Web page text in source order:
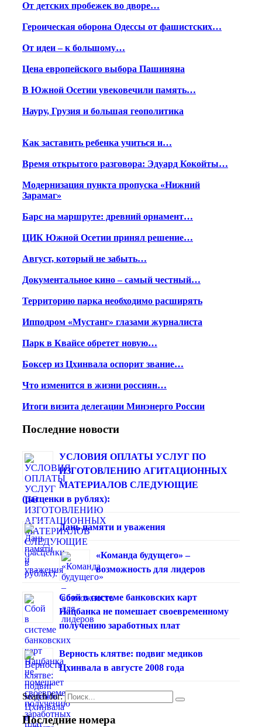
От детских пробежек во дворе…
Героическая оборона Одессы от фашистских…
От идеи – к большому…
Цена европейского выбора Пашиняна
В Южной Осетии увековечили память…
Науру, Грузия и большая геополитика
Как заставить ребенка учиться и…
Время открытого разговора: Эдуард Кокойты…
Модернизация пункта пропуска «Нижний
Зарамаг»
Барс на маршруте: древний орнамент…
ЦИК Южной Осетии принял решение…
Август, который не забыть…
Документальное кино – самый честный…
Территорию парка необходимо расширять
Ипподром «Мустанг» глазами журналиста
Парк в Квайсе обретет новую…
Боксер из Цхинвала оспорит звание…
Что изменится в жизни россиян…
Итоги визита делегации Минэнерго России
Последние новости
УСЛОВИЯ ОПЛАТЫ УСЛУГ ПО
ИЗГОТОВЛЕНИЮ АГИТАЦИОННЫХ
МАТЕРИАЛОВ СЛЕДУЮЩИЕ
(расценки в рублях):
Дань памяти и уважения
«Команда будущего» –
возможность для лидеров
Сбой в системе банковских карт
Нацбанка не помешает своевременному
получению заработных плат
Верность клятве: подвиг медиков
Цхинвала в августе 2008 года
Search for:
Последние номера